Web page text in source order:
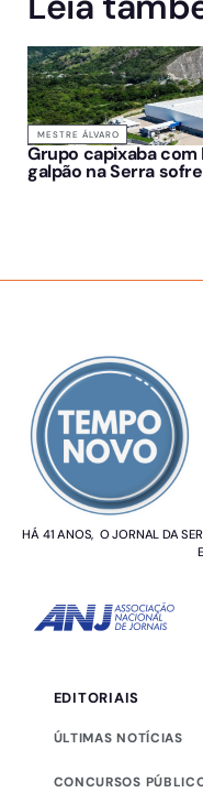
MESTRE ÁLVARO
Grupo capixaba com
galpão na Serra
HÁ 41 ANOS, O JORNAL DA
EDITORIAIS
ÚLTIMAS NOTÍCIAS
CONCURSOS